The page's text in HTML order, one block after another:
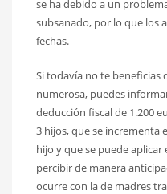
se ha debido a un
subsanado, por lo que los
fechas.
Si todavía no te beneficias
numerosa, puedes
deducción fiscal de 1.200
3 hijos, que se incrementa
hijo y que se puede aplicar
percibir de manera
ocurre con la de madres